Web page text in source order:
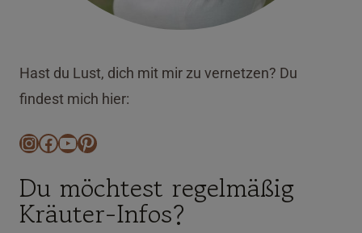
Hast du Lust, dich mit mir zu vernetzen? Du
findest mich hier:
Instagram
Facebook
YouTube
Pinterest
Du möchtest regelmäßig
Kräuter-Infos?